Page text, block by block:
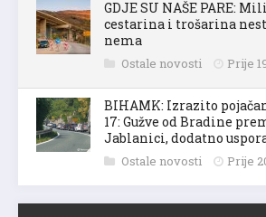
GDJE SU NAŠE PARE:
cestarina i trošarina
nema
Ostale novosti Prije
BIHAMK: Izrazito
17: Gužve od Bradine
Jablanici, dodatno
Ostale novosti Prije